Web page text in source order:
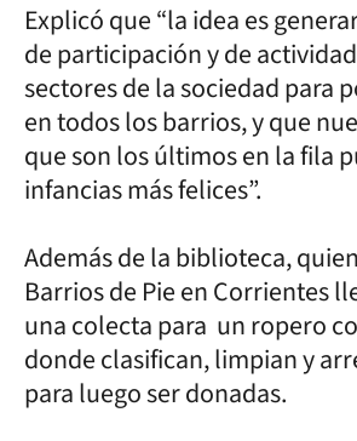
Explicó que “la idea es
de participación y de
sectores de la sociedad para
en todos los barrios, y que
que son los últimos en la fila
infancias más felices”.
Además de la biblioteca,
Barrios de Pie en Corrientes
una colecta para un ropero
donde clasifican, limpian y
para luego ser donadas.